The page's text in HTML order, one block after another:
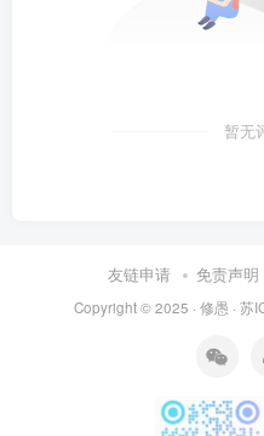
暂无
友链申请 免责声明
Copyright © 2025 · 修愚 · 苏